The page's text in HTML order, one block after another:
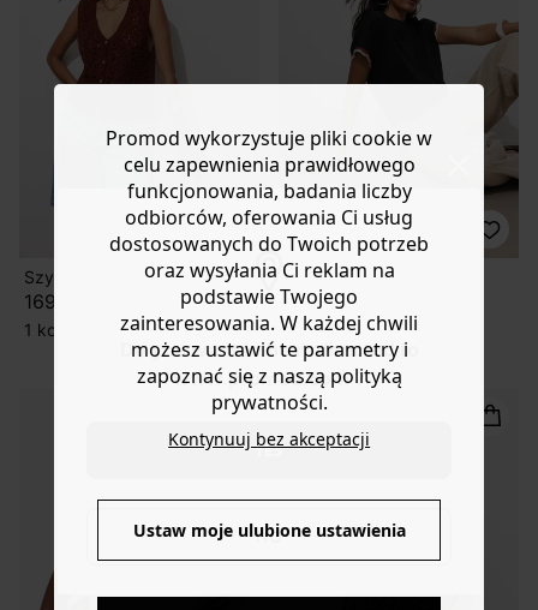
Do you want to be redirected to
www.promod.com ?
YES
NO
Szydełkowe bolerko
169,90 zł
1 kolor
T-shirt z koronkowym
detalem
79,90 zł
2 kolory
Promod wykorzystuje pliki cookie w
celu zapewnienia prawidłowego
funkcjonowania, badania liczby
odbiorców, oferowania Ci usług
dostosowanych do Twoich potrzeb
oraz wysyłania Ci reklam na
podstawie Twojego
zainteresowania. W każdej chwili
możesz ustawić te parametry i
zapoznać się z naszą polityką
prywatności.
Kontynuuj bez akceptacji
Ustaw moje ulubione ustawienia